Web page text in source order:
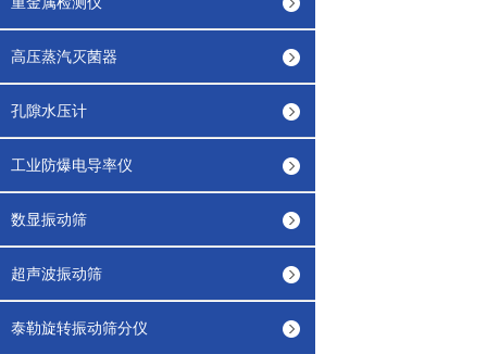
高压蒸汽灭菌器
孔隙水压计
工业防爆电导率仪
数显振动筛
超声波振动筛
泰勒旋转振动筛分仪